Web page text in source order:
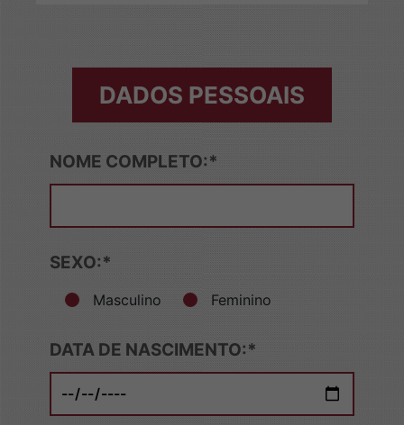
DADOS PESSOAIS
NOME COMPLETO:*
SEXO:*
Masculino Feminino
DATA DE NASCIMENTO:*